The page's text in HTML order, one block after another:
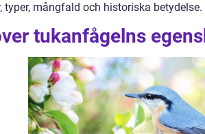
typer, mångfald och historiska betydelse.
tukanfågelns